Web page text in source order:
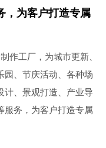
，为客户打造专属
作工厂，为城市更新、
园、节庆活动、各种场
计、景观打造、产业导
服务，为客户打造专属